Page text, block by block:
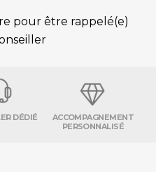
pour être rappelé(e)
DÉDIÉ
ACCOMPAGNEMENT
PERSONNALISÉ